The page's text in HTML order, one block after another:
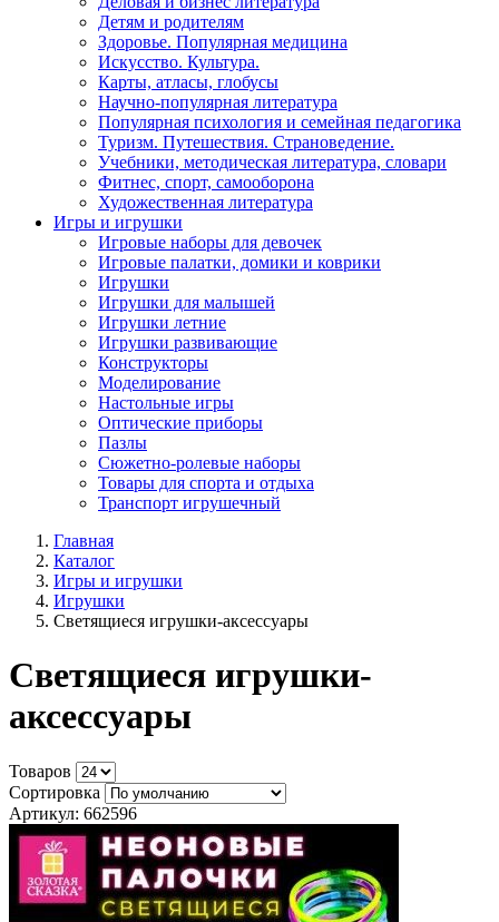
Детям и родителям
Здоровье. Популярная медицина
Искусство. Культура.
Карты, атласы, глобусы
Научно-популярная литература
Популярная психология и семейная педагогика
Туризм. Путешествия. Страноведение.
Учебники, методическая литература, словари
Фитнес, спорт, самооборона
Художественная литература
Игры и игрушки
Игровые наборы для девочек
Игровые палатки, домики и коврики
Игрушки
Игрушки для малышей
Игрушки летние
Игрушки развивающие
Конструкторы
Моделирование
Настольные игры
Оптические приборы
Пазлы
Сюжетно-ролевые наборы
Товары для спорта и отдыха
Транспорт игрушечный
Главная
Каталог
Игры и игрушки
Игрушки
Светящиеся игрушки-аксессуары
Светящиеся игрушки-
аксессуары
Товаров
Сортировка
Артикул: 662596